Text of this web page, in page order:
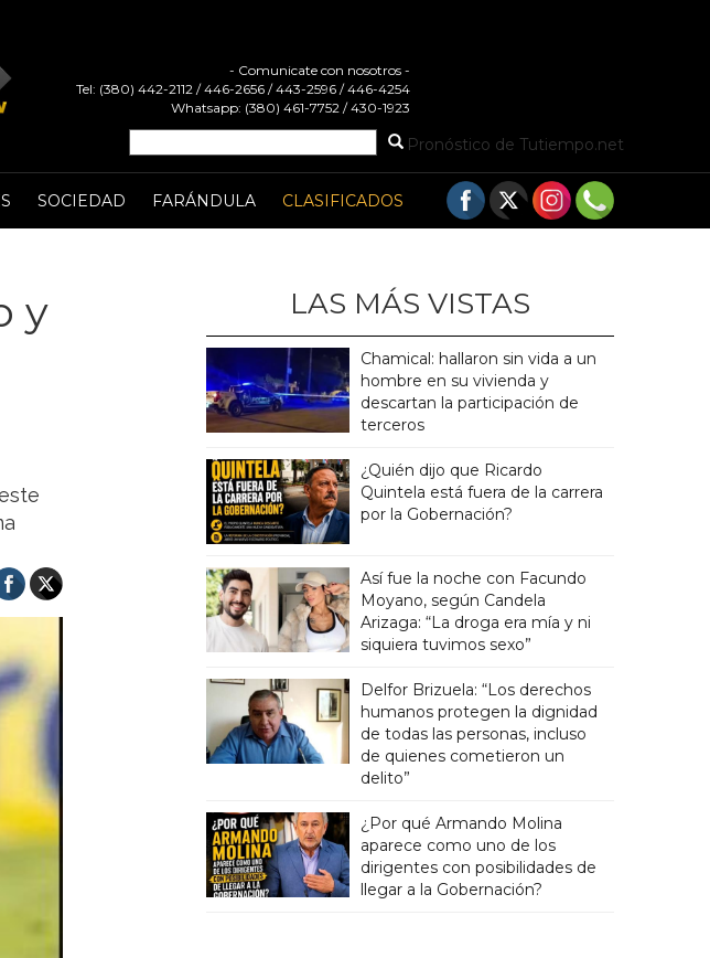
- Comunicate con nosotros -
Tel: (380) 442-2112 / 446-2656 / 443-2596 / 446-4254
Whatsapp: (380) 461-7752 / 430-1923
Pronóstico de Tutiempo.net
SOCIEDAD FARÁNDULA CLASIFICADOS
y
LAS MÁS VISTAS
Chamical: hallaron sin vida a un
hombre en su vivienda y
descartan la participación de
terceros
¿Quién dijo que Ricardo
Quintela está fuera de la carrera
por la Gobernación?
Así fue la noche con Facundo
Moyano, según Candela
Arizaga: “La droga era mía y ni
siquiera tuvimos sexo”
Delfor Brizuela: “Los derechos
humanos protegen la dignidad
de todas las personas, incluso
de quienes cometieron un
delito”
¿Por qué Armando Molina
aparece como uno de los
dirigentes con posibilidades de
llegar a la Gobernación?